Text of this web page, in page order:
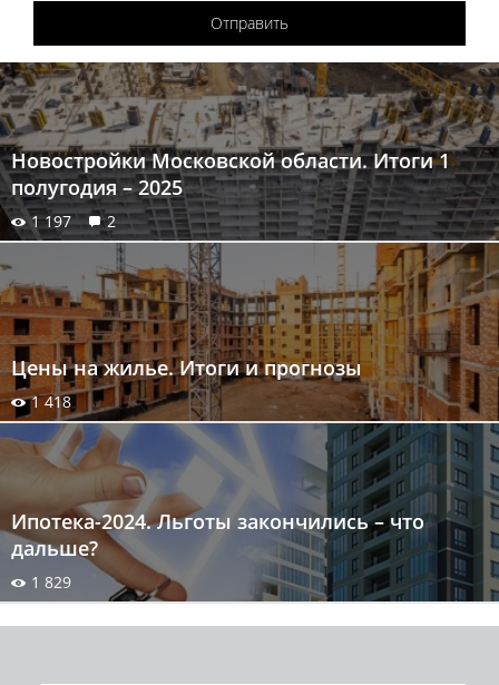
Отправить
Новостройки Московской области. Итоги 1
полугодия – 2025
1 197 2
Цены на жилье. Итоги и прогнозы
1 418
Ипотека-2024. Льготы закончились – что
дальше?
1 829